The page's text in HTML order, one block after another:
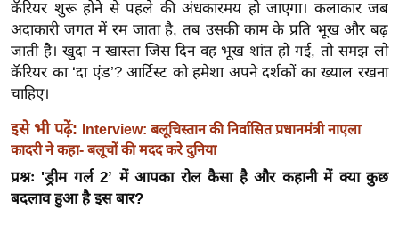
ख्सि
य
त
यं
ग
इं
डि
या
सा
कॅरियर शुरू होने से पहले की अंधकारमय हो जाएगा। कलाकार जब
अदाकारी जगत में रम जाता है, तब उसकी काम के प्रति भूख और बढ़
जाती है। खुदा न खास्ता जिस दिन वह भूख शांत हो गई, तो समझ लो
कॅरियर का ‘दा एंड’? आर्टिस्ट को हमेशा अपने दर्शकों का ख्याल रखना
चाहिए।
इसे भी पढ़ें:
Interview: बलूचिस्तान की निर्वासित प्रधानमंत्री नाएला
कादरी ने कहा- बलूचों की मदद करे दुनिया
प्रश्नः 'ड्रीम गर्ल 2’ में आपका रोल कैसा है और कहानी में क्या कुछ
बदलाव हुआ है इस बार?